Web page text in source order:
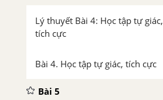
Lý thuyết Bài 4: Học tập tự giác,
tích cực
Bài 4. Học tập tự giác, tích cực
Bài 5